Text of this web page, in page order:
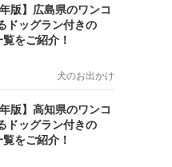
版】広島県のワンコ
ドッグラン付きの
をご紹介！
犬のお出かけ
版】高知県のワンコ
ドッグラン付きの
をご紹介！